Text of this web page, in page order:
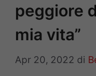
peggiore
mia vita”
Apr 20, 2022 di